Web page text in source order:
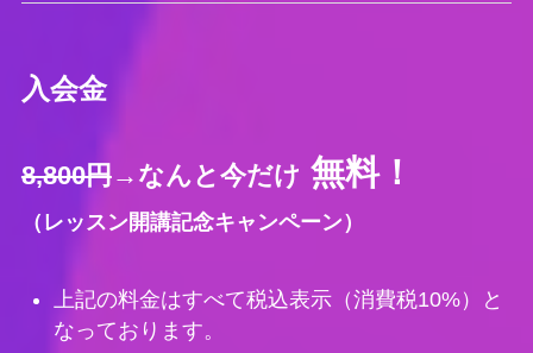
入会金
8,800円→なんと今だけ 無料！
（レッスン開講記念キャンペーン）
上記の料金はすべて税込表示（消費税10%）と
なっております。